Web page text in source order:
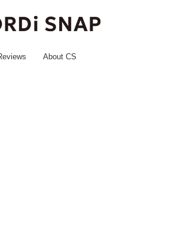
About CS